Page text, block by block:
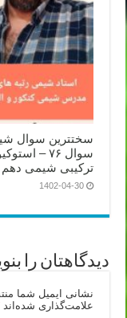
سوال ۷۶ –
ترکیبی شیمی
1402-04-30
دیدگاهتان را
نشانی ایمیل شما
علامت‌گذاری شده‌اند